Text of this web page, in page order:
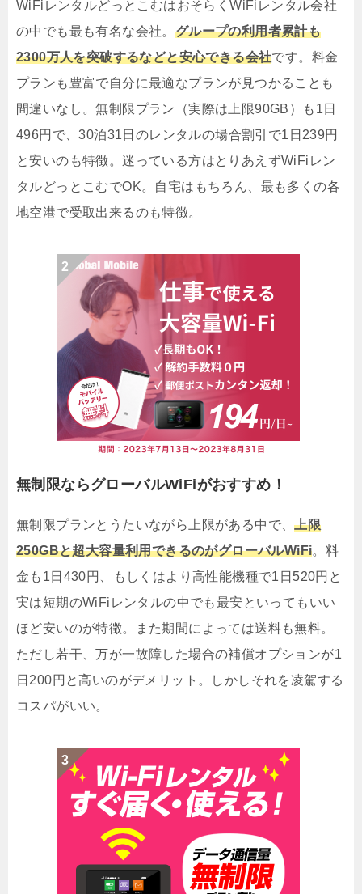
WiFiレンタルどっとこむはおそらくWiFiレンタル会社
の中でも最も有名な会社。 グループの利用者累計も
2300万人を突破するなどと安心できる会社です。料金
プランも豊富で自分に最適なプランが見つかることも
間違いなし。無制限プラン（実際は上限90GB）も1日
496円で、30泊31日のレンタルの場合割引で1日239円
と安いのも特徴。迷っている方はとりあえずWiFiレン
タルどっとこむでOK。自宅はもちろん、最も多くの各
地空港で受取出来るのも特徴。
無制限ならグローバルWiFiがおすすめ！
無制限プランとうたいながら上限がある中で、上限
250GBと超大容量利用できるのがグローバルWiFi。料
金も1日430円、もしくはより高性能機種で1日520円と
実は短期のWiFiレンタルの中でも最安といってもいい
ほど安いのが特徴。また期間によっては送料も無料。
ただし若干、万が一故障した場合の補償オプションが1
日200円と高いのがデメリット。しかしそれを凌駕する
コスパがいい。